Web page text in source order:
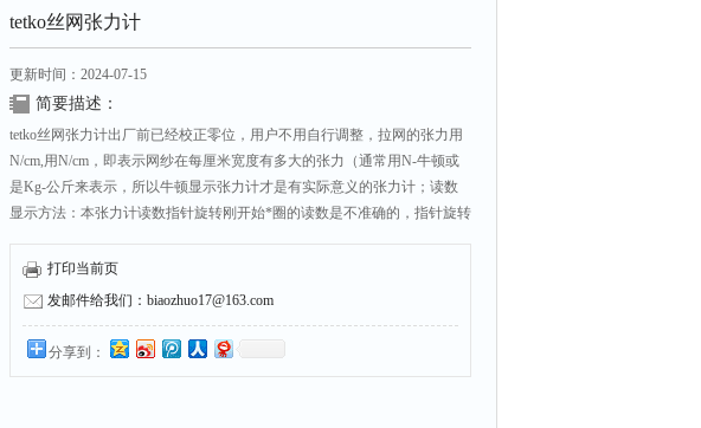
tetko丝网张力计
更新时间：2024-07-15
简要描述：
tetko丝网张力计出厂前已经校正零位，用户不用自行调整，拉网的张力用
N/cm,用N/cm，即表示网纱在每厘米宽度有多大的张力（通常用N-牛顿或
是Kg-公斤来表示，所以牛顿显示张力计才是有实际意义的张力计；读数
显示方法：本张力计读数指针旋转刚开始*圈的读数是不准确的，指针旋转
打印当前页
发邮件给我们：biaozhuo17@163.com
分享到：